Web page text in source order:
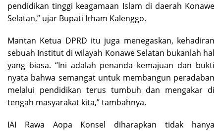
pendidikan tinggi keagamaan Islam di daerah Konawe
Selatan,” ujar Bupati Irham Kalenggo.
Mantan Ketua DPRD itu juga menegaskan, kehadiran
sebuah Institut di wilayah Konawe Selatan bukanlah hal
yang biasa. “Ini adalah penanda kemajuan dan bukti
nyata bahwa semangat untuk membangun peradaban
melalui pendidikan terus tumbuh dan mengakar di
tengah masyarakat kita,” tambahnya.
IAI Rawa Aopa Konsel diharapkan tidak hanya